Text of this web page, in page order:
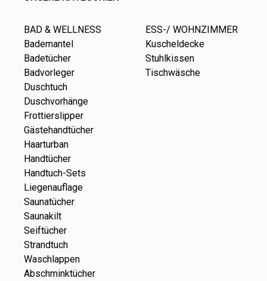
BAD & WELLNESS
Bademantel
Badetücher
Badvorleger
Duschtuch
Duschvorhänge
Frottierslipper
Gästehandtücher
Haarturban
Handtücher
Handtuch-Sets
Liegenauflage
Saunatücher
Saunakilt
Seiftücher
Strandtuch
Waschlappen
Abschminktücher
ESS-/ WOHNZIMMER
Kuscheldecke
Stuhlkissen
Tischwäsche